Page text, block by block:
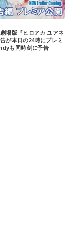
劇場版『ヒロアカ ユアネ
が本日の24時にプレミ
も同時刻に予告